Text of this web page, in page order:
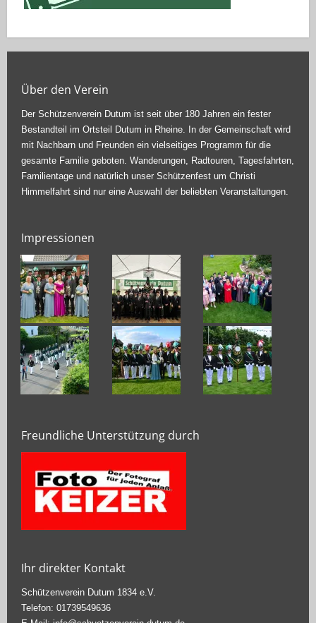
Über den Verein
Der Schützenverein Dutum ist seit über 180 Jahren ein fester
Bestandteil im Ortsteil Dutum in Rheine. In der Gemeinschaft wird
mit Nachbarn und Freunden ein vielseitiges Programm für die
gesamte Familie geboten. Wanderungen, Radtouren, Tagesfahrten,
Familientage und natürlich unser Schützenfest um Christi
Himmelfahrt sind nur eine Auswahl der beliebten Veranstaltungen.
Impressionen
Freundliche Unterstützung durch
Ihr direkter Kontakt
Schützenverein Dutum 1834 e.V.
Telefon: 01739549636